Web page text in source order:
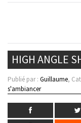
HIGH ANGLE
Publié par : Guillaume,
s'ambiancer